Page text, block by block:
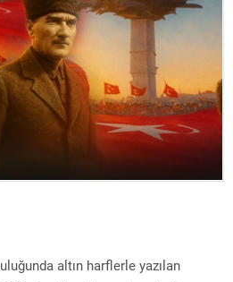
altın harflerle yazılan